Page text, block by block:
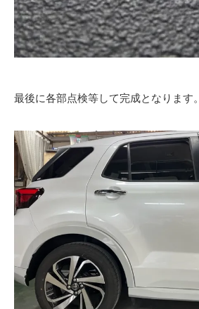
最後に各部点検等して完成となります。